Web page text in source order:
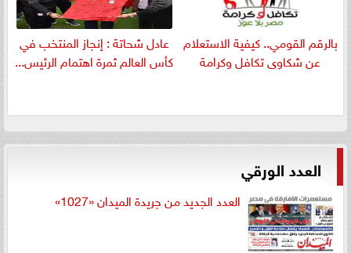
بالرقم القومي.. كيفية الاستعلام
عن شكاوى تكافل وكرامة
عادل شحاتة : إنجاز المنتخب في
كأس العالم ثمرة اهتمام الرئيس...
العدد الورقي
العدد الجديد من جريدة الميدان «1027»